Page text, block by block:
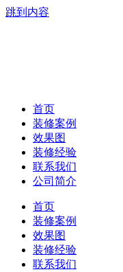
跳到内容
首页
装修案例
效果图
装修经验
联系我们
公司简介
首页
装修案例
效果图
装修经验
联系我们